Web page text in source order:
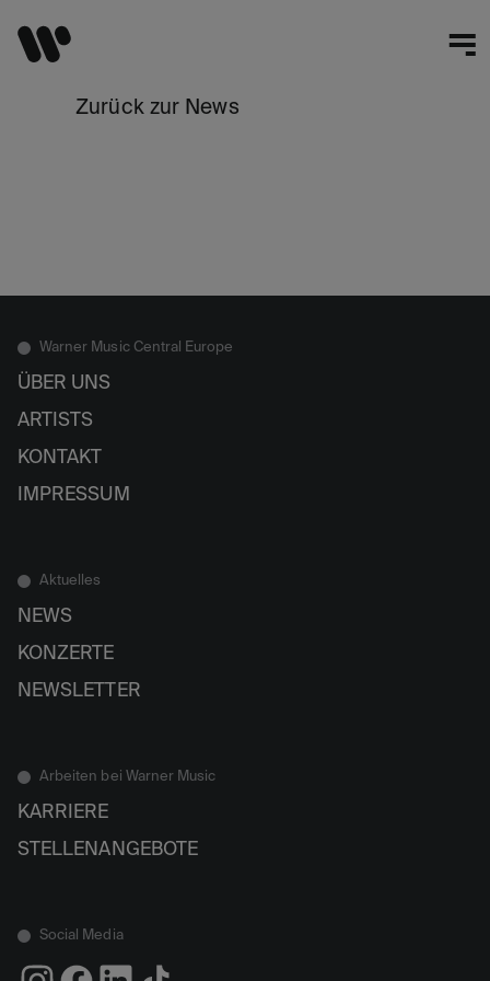
Zurück zur News
Warner Music Central Europe
ÜBER UNS
ARTISTS
KONTAKT
IMPRESSUM
Aktuelles
NEWS
KONZERTE
NEWSLETTER
Arbeiten bei Warner Music
KARRIERE
STELLENANGEBOTE
Social Media